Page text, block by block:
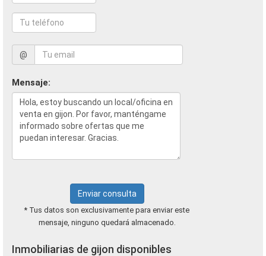
@
Mensaje:
Enviar consulta
* Tus datos son exclusivamente para enviar este
mensaje, ninguno quedará almacenado.
Inmobiliarias de gijon disponibles